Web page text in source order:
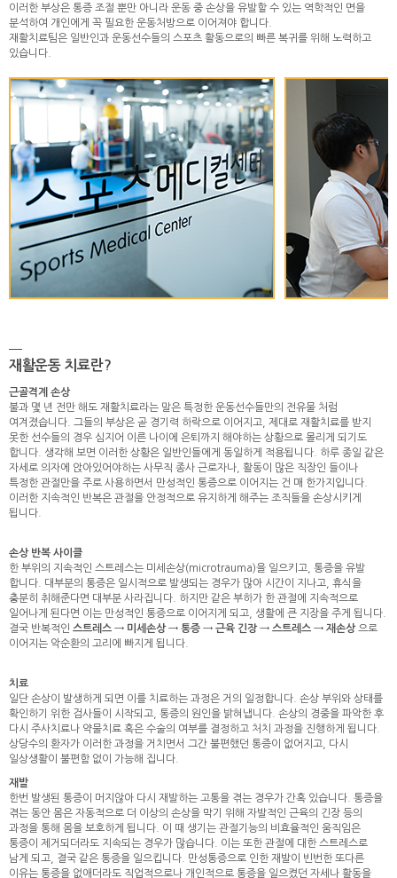
이러한 부상은 통증 조절 뿐만 아니라 운동 중 손상을 유발할 수 있는 역학적인 면을
분석하여 개인에게 꼭 필요한 운동처방으로 이어져야 합니다.
재활치료팀은 일반인과 운동선수들의 스포츠 활동으로의 빠른 복귀를 위해 노력하고
있습니다.
재활운동 치료란?
근골격계 손상
불과 몇 년 전만 해도 재활치료라는 말은 특정한 운동선수들만의 전유물 처럼
여겨졌습니다. 그들의 부상은 곧 경기력 하락으로 이어지고, 제대로 재활치료를 받지
못한 선수들의 경우 심지어 이른 나이에 은퇴까지 해야하는 상황으로 몰리게 되기도
합니다. 생각해 보면 이러한 상황은 일반인들에게 동일하게 적용됩니다. 하루 종일 같은
자세로 의자에 앉아있어야하는 사무직 종사 근로자나, 활동이 많은 직장인 들이나
특정한 관절만을 주로 사용하면서 만성적인 통증으로 이어지는 건 매 한가지입니다.
이러한 지속적인 반복은 관절을 안정적으로 유지하게 해주는 조직들을 손상시키게
됩니다.
손상 반복 사이클
한 부위의 지속적인 스트레스는 미세손상(microtrauma)을 일으키고, 통증을 유발
합니다. 대부분의 통증은 일시적으로 발생되는 경우가 많아 시간이 지나고, 휴식을
충분히 취해준다면 대부분 사라집니다. 하지만 같은 부하가 한 관절에 지속적으로
일어나게 된다면 이는 만성적인 통증으로 이어지게 되고, 생활에 큰 지장을 주게 됩니다.
결국 반복적인 스트레스 → 미세손상 → 통증 → 근육 긴장 → 스트레스 → 재손상으로
이어지는 악순환의 고리에 빠지게 됩니다.
치료
일단 손상이 발생하게 되면 이를 치료하는 과정은 거의 일정합니다. 손상 부위와 상태를
확인하기 위한 검사들이 시작되고, 통증의 원인을 밝혀냅니다. 손상의 경중을 파악한 후
다시 주사치료나 약물치료 혹은 수술의 여부를 결정하고 처치 과정을 진행하게 됩니다.
상당수의 환자가 이러한 과정을 거치면서 그간 불편했던 통증이 없어지고, 다시
일상생활이 불편함 없이 가능해 집니다.
재발
한번 발생된 통증이 머지않아 다시 재발하는 고통을 겪는 경우가 간혹 있습니다. 통증을
겪는 동안 몸은 자동적으로 더 이상의 손상을 막기 위해 자발적인 근육의 긴장 등의
과정을 통해 몸을 보호하게 됩니다. 이 때 생기는 관절기능의 비효율적인 움직임은
통증이 제거되더라도 지속되는 경우가 많습니다. 이는 또한 관절에 대한 스트레스로
남게 되고, 결국 같은 통증을 일으킵니다. 만성통증으로 인한 재발이 빈번한 또다른
이유는 통증을 없애더라도 직업적으로나 개인적으로 통증을 일으켰던 자세나 활동을